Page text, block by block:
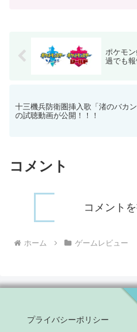
ポケモ
過でも
十三機兵防衛圏挿入歌「渚のバカン
の試聴動画が公開！！！
コメント
コメント
ホーム ゲームレビュー
プライバシーポリシー